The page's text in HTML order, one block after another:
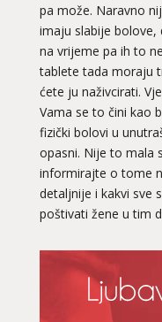
pa može. Naravno
imaju slabije bolove,
na vrijeme pa ih to
tablete tada moraju
ćete ju naživcirati.
Vama se to čini kao
fizički bolovi u
opasni. Nije to mala
informirajte o tome
detaljnije i kakvi sve
poštivati žene u tim